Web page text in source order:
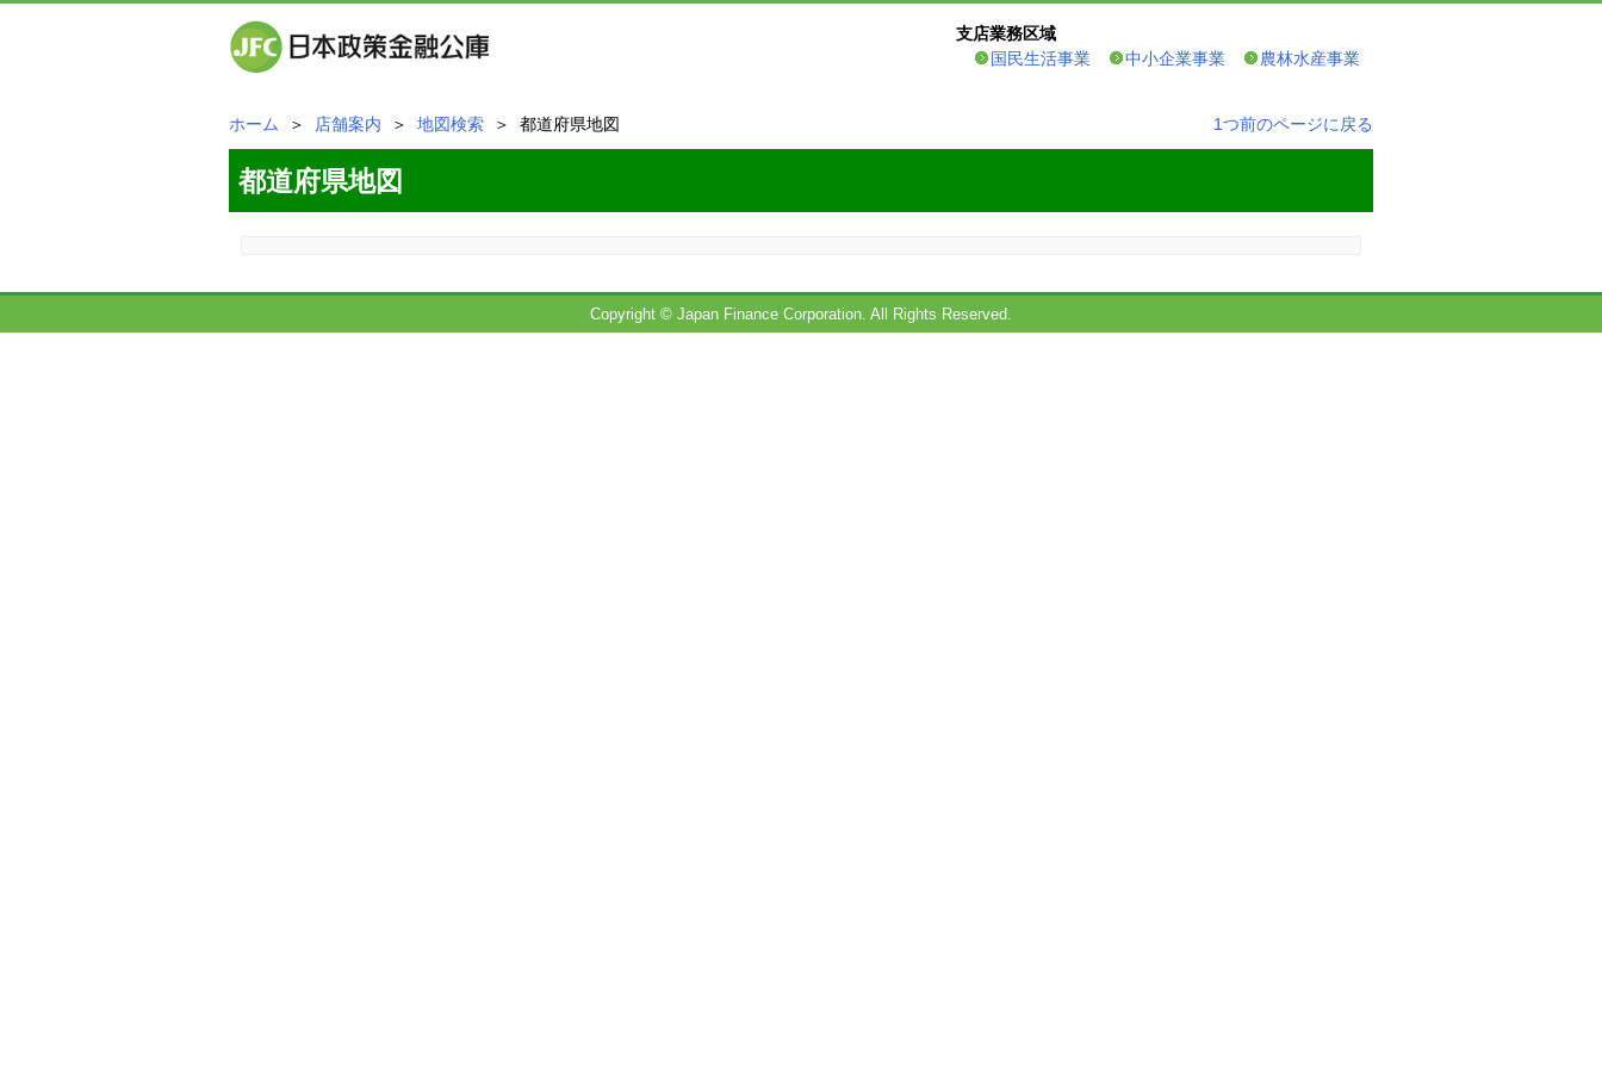
支店業務区域
国民生活事業
中小企業事業 農林水産事業
ホーム ＞ 店舗案内 ＞ 地図検索 ＞ 都道府県地図 1つ前のページに戻る
都道府県地図
Copyright © Japan Finance Corporation. All Rights Reserved.